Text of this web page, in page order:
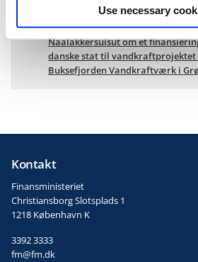
Use necessary
Materiale til download
Læs Principaftale mellem
Naalakkersuisut om et
danske stat til vandkraftprojektet
Buksefjorden Vandkraftværk i
Kontakt
Finansministeriet
Christiansborg Slotsplads 1
1218 København K
3392 3333
fm@fm.dk